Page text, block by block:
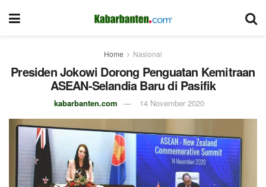
Home Nasional
Presiden Jokowi Dorong Penguatan Kemitraan
ASEAN-Selandia Baru di Pasifik
kabarbanten.com 14 November 2020